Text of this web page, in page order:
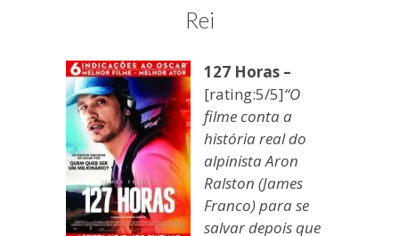
moda
antiga.
Rei
127 Horas –
[rating:5/5]“O
filme conta a
história real do
alpinista Aron
Ralston (James
Franco) para se
salvar depois que